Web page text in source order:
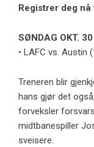
Registrer deg
SØNDAG OKT. 30
• LAFC vs. Austin
Treneren blir
hans gjør det
forveksler
midtbanespiller
sveisere.